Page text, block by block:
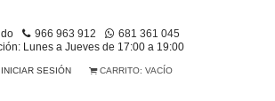
966 963 912
681 361 045
Lunes a Jueves de 17:00 a 19:00
CARRITO: VACÍO
INICIAR SESIÓN